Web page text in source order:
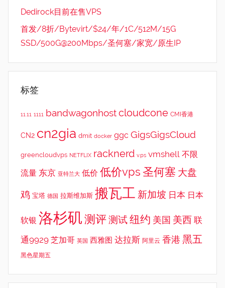
Dedirock目前在售VPS
首发/8折/Bytevirt/$24/年/1C/512M/15G
SSD/500G@200Mbps/圣何塞/家宽/原生IP
标签
11.11 1111 bandwagonhostcloudcone CMI香港
CN2 cn2gia dmit docker ggc GigsGigsCloud
greencloudvps NETFLIX racknerd v.ps vmshell 不限
流量 东京 亚特兰大 低价 低价vps 圣何塞 大盘
鸡 宝塔 德国 拉斯维加斯 搬瓦工 新加坡 日本 日本
软银 洛杉矶 测评测试纽约 美国 美西 联
通9929 芝加哥 英国 西雅图 达拉斯 阿里云 香港 黑五
黑色星期五